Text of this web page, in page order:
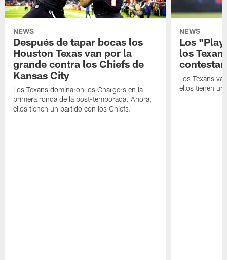
NEWS
Después de tapar bocas los
Houston Texas van por la
grande contra los Chiefs de
Kansas City
Los Texans dominaron los Chargers en la
primera ronda de la post-temporada. Ahora,
ellos tienen un partido con los Chiefs.
NEWS
Los
los
contestar
Los Texans
ellos tienen un